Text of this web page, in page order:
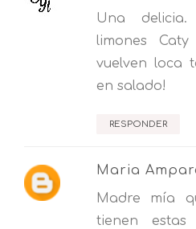
Una
limones
vuelven loca
en salado!
RESPONDER
Maria
Madre mía
tienen estas